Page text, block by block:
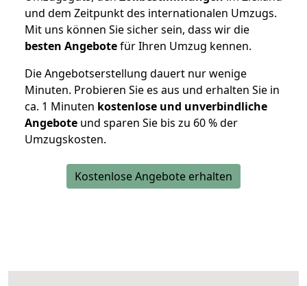
und dem Zeitpunkt des internationalen Umzugs.
Mit uns können Sie sicher sein, dass wir die
besten Angebotefür Ihren Umzug kennen.
Die Angebotserstellung dauert nur wenige
Minuten. Probieren Sie es aus und erhalten Sie in
ca. 1 Minuten kostenlose und unverbindliche
Angebote und sparen Sie bis zu 60 % der
Umzugskosten.
Kostenlose Angebote erhalten